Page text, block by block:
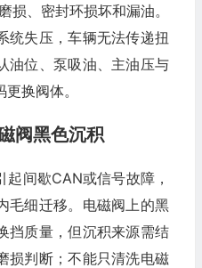
损、密封环损坏和漏油。
统失压，车辆无法传递扭
油位、泵吸油、主油压与
换阀体。
阀黑色沉积
起间歇CAN或信号故障，
毛细迁移。电磁阀上的黑
挡质量，但沉积来源需结
损判断；不能只清洗电磁